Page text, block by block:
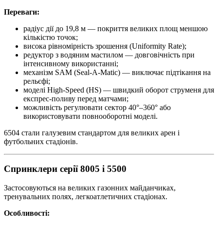
Переваги:
радіус дії до 19,8 м — покриття великих площ меншою
кількістю точок;
висока рівномірність зрошення (Uniformity Rate);
редуктор з водяним мастилом — довговічність при
інтенсивному використанні;
механізм SAM (Seal-A-Matic) — виключає підтікання на
рельєфі;
моделі High-Speed (HS) — швидкий оборот струменя для
експрес-поливу перед матчами;
можливість регулювати сектор 40°–360° або
використовувати повнооборотні моделі.
6504 стали галузевим стандартом для великих арен і
футбольних стадіонів.
Спринклери серії 8005 і 5500
Застосовуються на великих газонних майданчиках,
тренувальних полях, легкоатлетичних стадіонах.
Особливості: